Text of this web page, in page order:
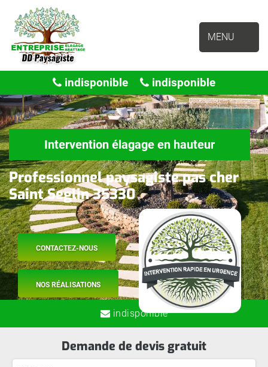
MENU
indisponible indisponible
Intervention élagage en hauteur
Professionnel paysagiste pas cher
Saint Seglin 35330
CONTACTEZ-NOUS
NOS RÉALISATIONS
indisponible
Demande de devis gratuit